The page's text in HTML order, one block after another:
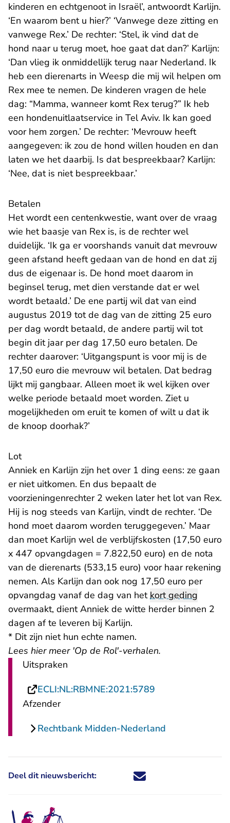
kinderen en echtgenoot in Israël’, antwoordt Karlijn.
‘En waarom bent u hier?’ ‘Vanwege deze zitting en
vanwege Rex.’ De rechter: ‘Stel, ik vind dat de
hond naar u terug moet, hoe gaat dat dan?’ Karlijn:
‘Dan vlieg ik onmiddellijk terug naar Nederland. Ik
heb een dierenarts in Weesp die mij wil helpen om
Rex mee te nemen. De kinderen vragen de hele
dag: “Mamma, wanneer komt Rex terug?” Ik heb
een hondenuitlaatservice in Tel Aviv. Ik kan goed
voor hem zorgen.’ De rechter: ‘Mevrouw heeft
aangegeven: ik zou de hond willen houden en dan
laten we het daarbij. Is dat bespreekbaar? Karlijn:
‘Nee, dat is niet bespreekbaar.’
Betalen
Het wordt een centenkwestie, want over de vraag
wie het baasje van Rex is, is de rechter wel
duidelijk. ‘Ik ga er voorshands vanuit dat mevrouw
geen afstand heeft gedaan van de hond en dat zij
dus de eigenaar is. De hond moet daarom in
beginsel terug, met dien verstande dat er wel
wordt betaald.’ De ene partij wil dat van eind
augustus 2019 tot de dag van de zitting 25 euro
per dag wordt betaald, de andere partij wil tot
begin dit jaar per dag 17,50 euro betalen. De
rechter daarover: ‘Uitgangspunt is voor mij is de
17,50 euro die mevrouw wil betalen. Dat bedrag
lijkt mij gangbaar. Alleen moet ik wel kijken over
welke periode betaald moet worden. Ziet u
mogelijkheden om eruit te komen of wilt u dat ik
de knoop doorhak?’
Lot
Anniek en Karlijn zijn het over 1 ding eens: ze gaan
er niet uitkomen. En dus bepaalt de
voorzieningenrechter 2 weken later het lot van Rex.
Hij is nog steeds van Karlijn, vindt de rechter. ‘De
hond moet daarom worden teruggegeven.’ Maar
dan moet Karlijn wel de verblijfskosten (17,50 euro
x 447 opvangdagen = 7.822,50 euro) en de nota
van de dierenarts (533,15 euro) voor haar rekening
nemen. Als Karlijn dan ook nog 17,50 euro per
opvangdag vanaf de dag van hetkort geding
overmaakt, dient Anniek de witte herder binnen 2
dagen af te leveren bij Karlijn.
* Dit zijn niet hun echte namen.
Lees hier meer 'Op de Rol'-verhalen.
Uitspraken
ECLI:NL:RBMNE:2021:5789
Afzender
Rechtbank Midden-Nederland
Deel dit nieuwsbericht: Deel dit nieuwsbericht via X -
Deel dit nieuwsbericht via
Deel dit nieuwsbericht
Deel dit